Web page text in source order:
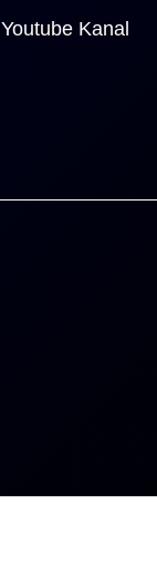
Youtube Kanal